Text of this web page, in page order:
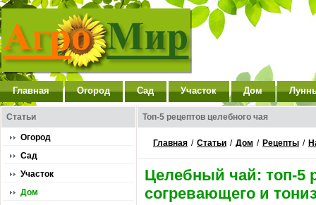
Главная Огород Сад Участок Дом
Статьи
Огород
Сад
Участок
Дом
Топ-5 рецептов целебного чая
Главная / Статьи / Дом / Рецепты /
Целебный чай: топ-5
согревающего и